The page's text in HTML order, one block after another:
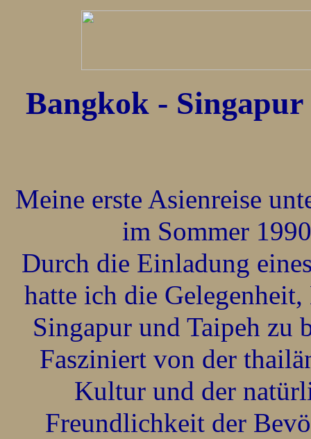
Bangkok - Singapur
Meine erste Asienreise
im Sommer
Durch die Einladung
hatte ich die
Singapur und Taipeh zu
Fasziniert von der
Kultur und der
Freundlichkeit der